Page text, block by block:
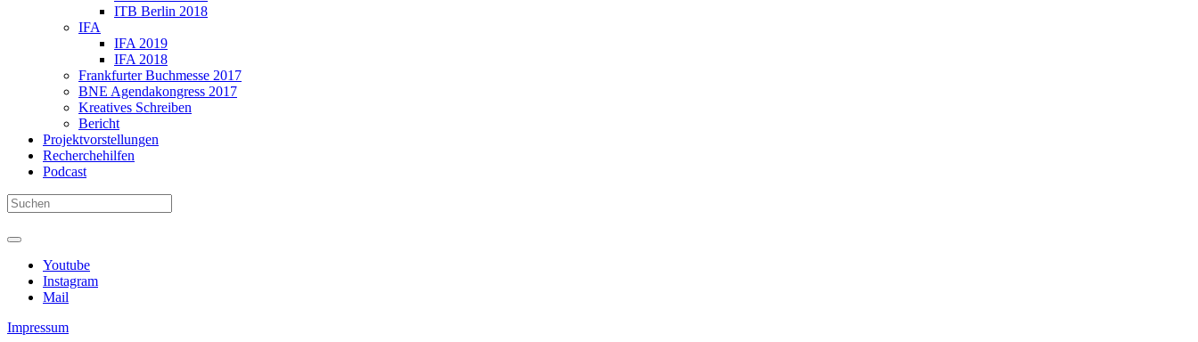
ITB Berlin 2018
IFA
IFA 2019
IFA 2018
Frankfurter Buchmesse 2017
BNE Agendakongress 2017
Kreatives Schreiben
Bericht
Projektvorstellungen
Recherchehilfen
Podcast
Youtube
Instagram
Mail
Impressum